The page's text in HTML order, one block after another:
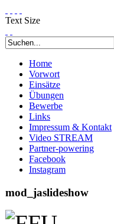
Text Size
Home
Vorwort
Einsätze
Übungen
Bewerbe
Links
Impressum & Kontakt
Video STREAM
Partner-powering
Facebook
Instagram
mod_jaslideshow